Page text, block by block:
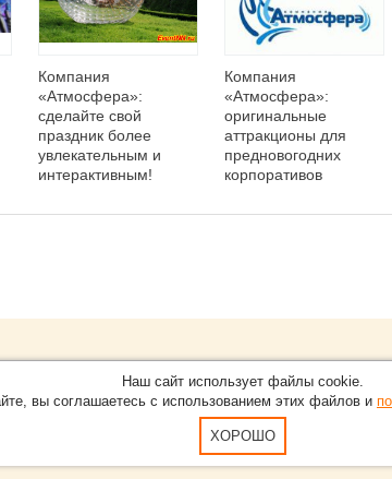
Компания
«Атмосфера»:
сделайте свой
праздник более
увлекательным и
интерактивным!
Компания
«Атмосфера»:
оригинальные
аттракционы для
предновогодних
корпоративов
Нижнем Новгороде.
51
О проекте
Карта сайта
С
По
Наш сайт использует файлы cookie.
вы соглашаетесь с использованием этих файлов и
ХОРОШО